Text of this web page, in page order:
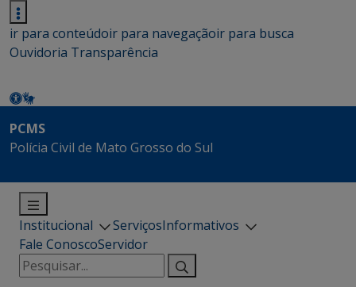
ir para conteúdoir para navegaçãoir para busca
Ouvidoria Transparência
PCMS
Polícia Civil de Mato Grosso do Sul
Institucional ServiçosInformativos
Fale ConoscoServidor
Pesquisar
por: